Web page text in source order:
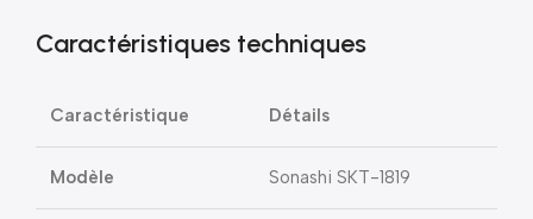
Caractéristiques techniques
Caractéristique Détails
Modèle Sonashi SKT-1819